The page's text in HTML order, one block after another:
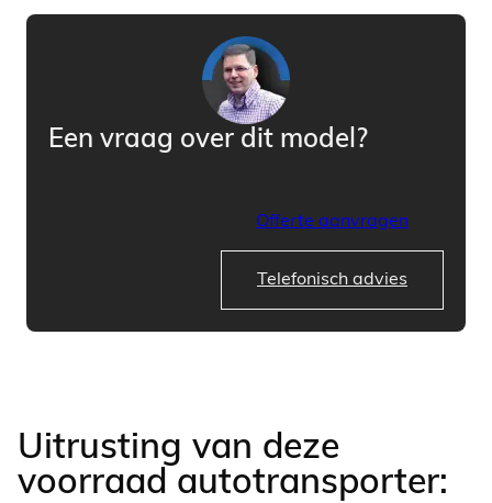
Een vraag over dit model?
Offerte aanvragen
Telefonisch advies
Uitrusting van deze
voorraad autotransporter: